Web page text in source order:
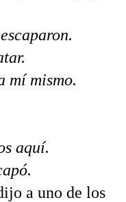
mí mismo.
aquí.
a uno de los